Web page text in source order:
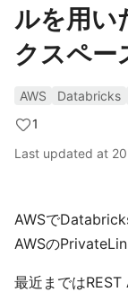
ルを用い
クスペー
AWS Databricks
1
Last updated at
AWSで
AWSの
最近までは